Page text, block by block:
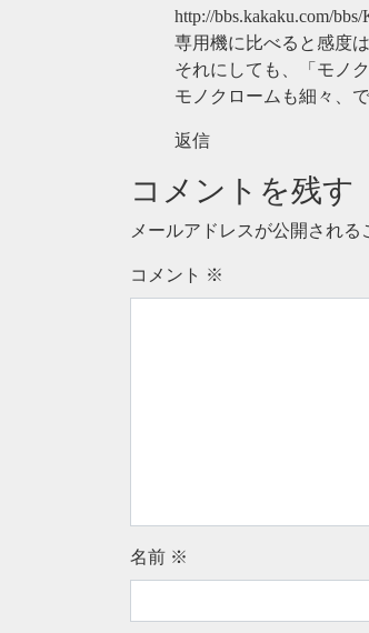
http://bbs.kakaku.com/
専用機に比べると感度
それにしても、「モノ
モノクロームも細々、
返信
コメントを残す
メールアドレスが公開される
コメント ※
名前 ※